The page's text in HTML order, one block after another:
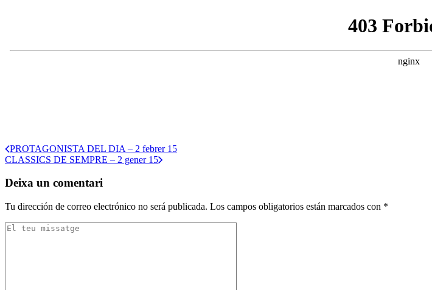
PROTAGONISTA DEL DIA – 2 febrer 15
CLASSICS DE SEMPRE – 2 gener 15
Deixa un comentari
Tu dirección de correo electrónico no será publicada. Los campos obligatorios están marcados con *